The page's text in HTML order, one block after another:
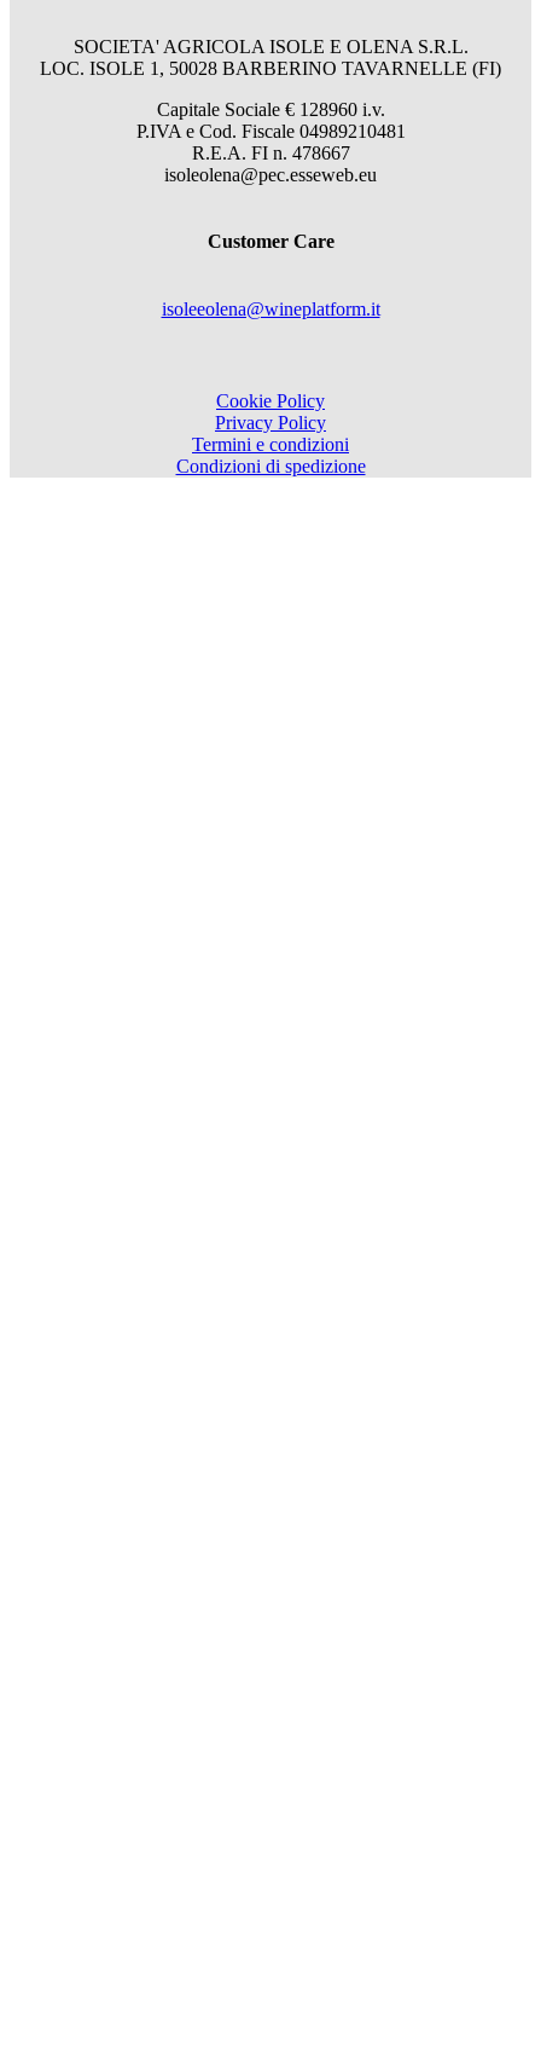
SOCIETA' AGRICOLA ISOLE E OLENA S.R.L.
LOC. ISOLE 1, 50028 BARBERINO TAVARNELLE (FI)
Capitale Sociale € 128960 i.v.
P.IVA e Cod. Fiscale 04989210481
R.E.A. FI n. 478667
isoleolena@pec.esseweb.eu
Customer Care
isoleeolena@wineplatform.it
Cookie Policy
Privacy Policy
Termini e condizioni
Condizioni di spedizione